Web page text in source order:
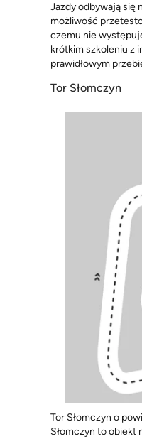
Jazdy odbywają się
możliwość
czemu nie
krótkim szkoleniu z
prawidłowym
Tor Słomczyn
Tor Słomczyn o
Słomczyn to obiekt